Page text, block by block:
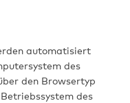
automatisiert
des
den Browsertyp
des